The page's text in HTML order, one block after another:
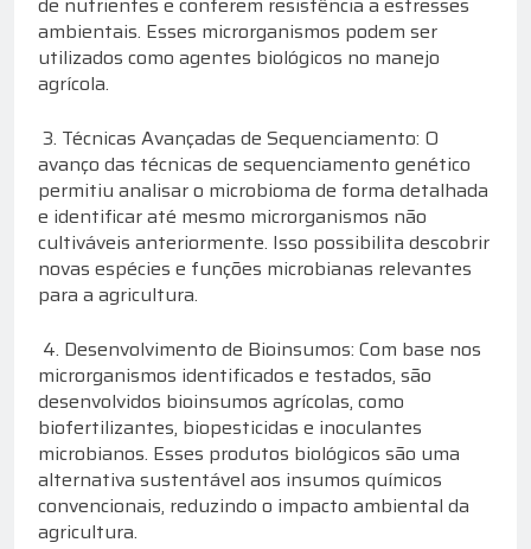
ambientais. Esses microrganismos podem ser
utilizados como agentes biológicos no manejo
agrícola.
3. Técnicas Avançadas de Sequenciamento: O
avanço das técnicas de sequenciamento genético
permitiu analisar o microbioma de forma detalhada
e identificar até mesmo microrganismos não
cultiváveis anteriormente. Isso possibilita descobrir
novas espécies e funções microbianas relevantes
para a agricultura.
4. Desenvolvimento de Bioinsumos: Com base nos
microrganismos identificados e testados, são
desenvolvidos bioinsumos agrícolas, como
biofertilizantes, biopesticidas e inoculantes
microbianos. Esses produtos biológicos são uma
alternativa sustentável aos insumos químicos
convencionais, reduzindo o impacto ambiental da
agricultura.